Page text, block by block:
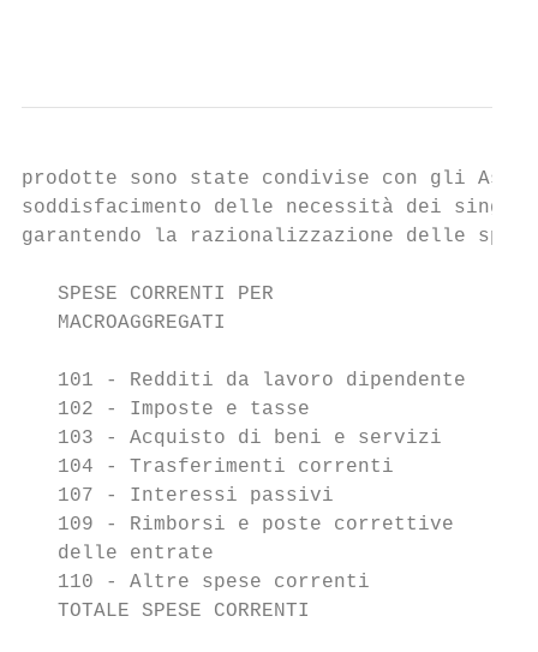
prodotte sono state condivise con gli
soddisfacimento delle necessità dei
garantendo la razionalizzazione delle
SPESE CORRENTI PER
   MACROAGGREGATI
101 - Redditi da lavoro dipendente
102 - Imposte e tasse
103 - Acquisto di beni e servizi
104 - Trasferimenti correnti
107 - Interessi passivi
109 - Rimborsi e poste correttive
   delle entrate
110 - Altre spese correnti
TOTALE SPESE CORRENTI